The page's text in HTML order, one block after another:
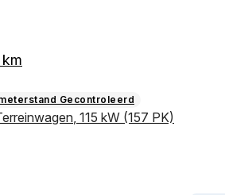
km
Gecontroleerd
115 kW (157 PK)